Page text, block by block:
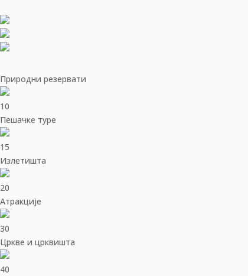
Природни резервати
10
Пешачке туре
15
Излетишта
20
Aтракције
30
Цркве и црквишта
40